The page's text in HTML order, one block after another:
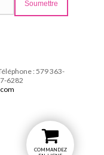
COMMANDEZ
: 579 363-
6282